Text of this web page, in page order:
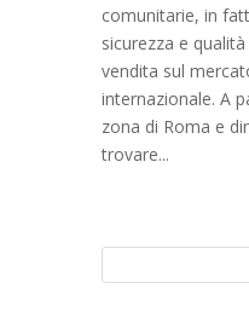
comunitarie, in
sicurezza e
vendita sul
internazionale. A
zona di Roma e
trovare...